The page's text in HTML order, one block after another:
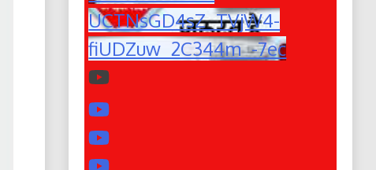
UCTNsGD4sZ_TVjW4-
fiUDZuw_2C344m_-7ec